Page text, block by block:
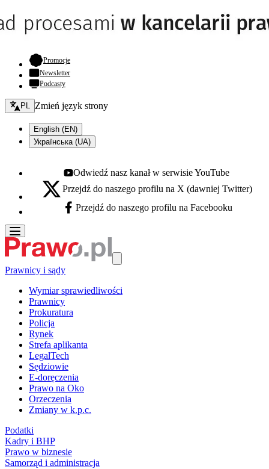
Promocje- otwiera się w nowej karcie
Newsletter
Podcasty
Zmień język - bieżący:
PL Zmień język strony
English (EN)
Українська (UA)
Youtube - otwiera się w nowej karcie
Odwiedź nasz kanał w serwisie YouTube
X - otwiera się w nowej karcie
Przejdź do naszego profilu na X (dawniej Twitter)
Facebook - otwiera się w nowej karcie
Przejdź do naszego profilu na Facebooku
Prawnicy i sądy
Wymiar sprawiedliwości
Prawnicy
Prokuratura
Policja
Rynek
Strefa aplikanta
LegalTech
Sędziowie
E-doręczenia
Prawo na Oko
Orzeczenia
Zmiany w k.p.c.
Podatki
Kadry i BHP
Prawo w biznesie
Samorząd i administracja